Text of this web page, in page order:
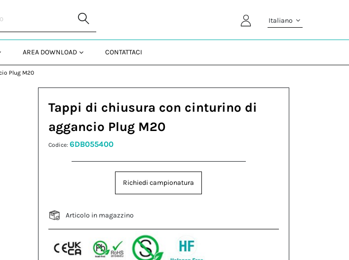
Italiano
AREA DOWNLOAD CONTATTACI
Plug M20
Tappi di chiusura con cinturino di
aggancio Plug M20
Codice:6DB055400
Richiedi campionatura
Articolo in magazzino